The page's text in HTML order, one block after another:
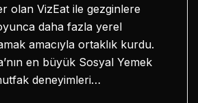
olan VizEat ile gezginlere
daha fazla yerel
amacıyla ortaklık kurdu.
en büyük Sosyal Yemek
deneyimleri…